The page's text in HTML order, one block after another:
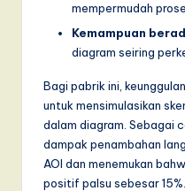
mempermudah
Kemampuan
diagram seiring
Bagi pabrik ini,
untuk mensimulasikan
dalam diagram. Sebagai
dampak penambahan
AOI dan menemukan
positif palsu sebesar